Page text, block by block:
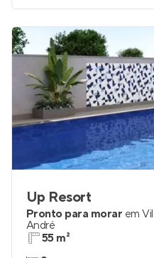
Up Resort
Pronto para morar em
André
55 m²